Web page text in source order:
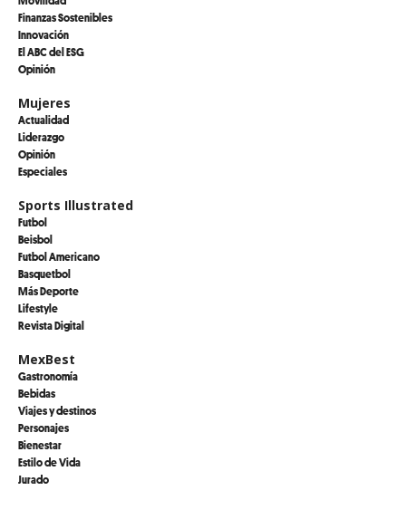
Finanzas Sostenibles
Innovación
El ABC del ESG
Opinión
Mujeres
Actualidad
Liderazgo
Opinión
Especiales
Sports Illustrated
Futbol
Beisbol
Futbol Americano
Basquetbol
Más Deporte
Lifestyle
Revista Digital
MexBest
Gastronomía
Bebidas
Viajes y destinos
Personajes
Bienestar
Estilo de Vida
Jurado